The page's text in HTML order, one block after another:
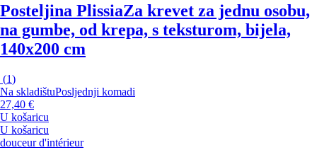
Posteljina PlissiaZa krevet za jednu osobu,
na gumbe, od krepa, s teksturom, bijela,
140x200 cm
(1)
Na skladištuPosljednji komadi
27,40 €
U košaricu
U košaricu
douceur d'intérieur